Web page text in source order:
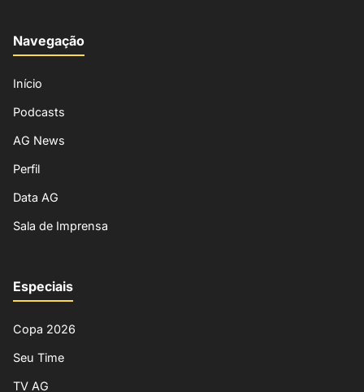
Navegação
Início
Podcasts
AG News
Perfil
Data AG
Sala de Imprensa
Especiais
Copa 2026
Seu Time
TV AG